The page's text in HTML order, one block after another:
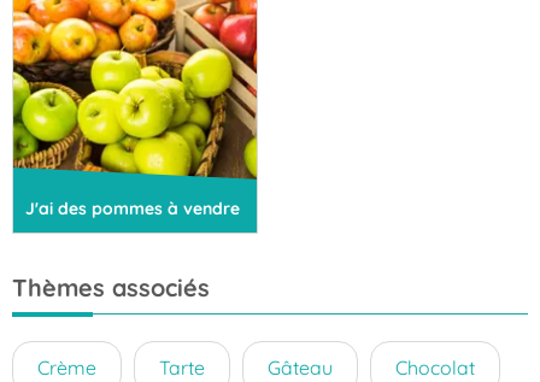
J'ai des pommes à vendre
Thèmes associés
Crème Tarte Gâteau Chocolat